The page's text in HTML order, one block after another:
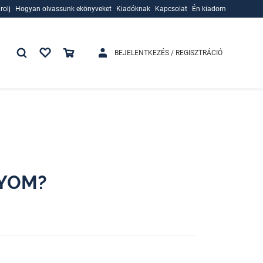
Hogyan olvassunk ekönyveket
Kiadóknak
Kapcsolat Én kiadom
BEJELENTKEZÉS / REGISZTRÁCIÓ